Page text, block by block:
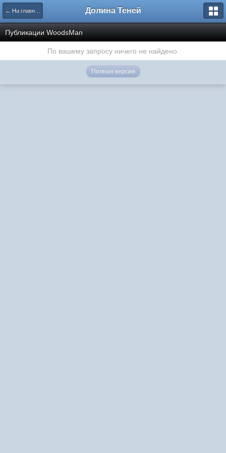
← На главную Долина Теней
Публикации WoodsMan
По вашему запросу ничего не найдено.
Полная версия